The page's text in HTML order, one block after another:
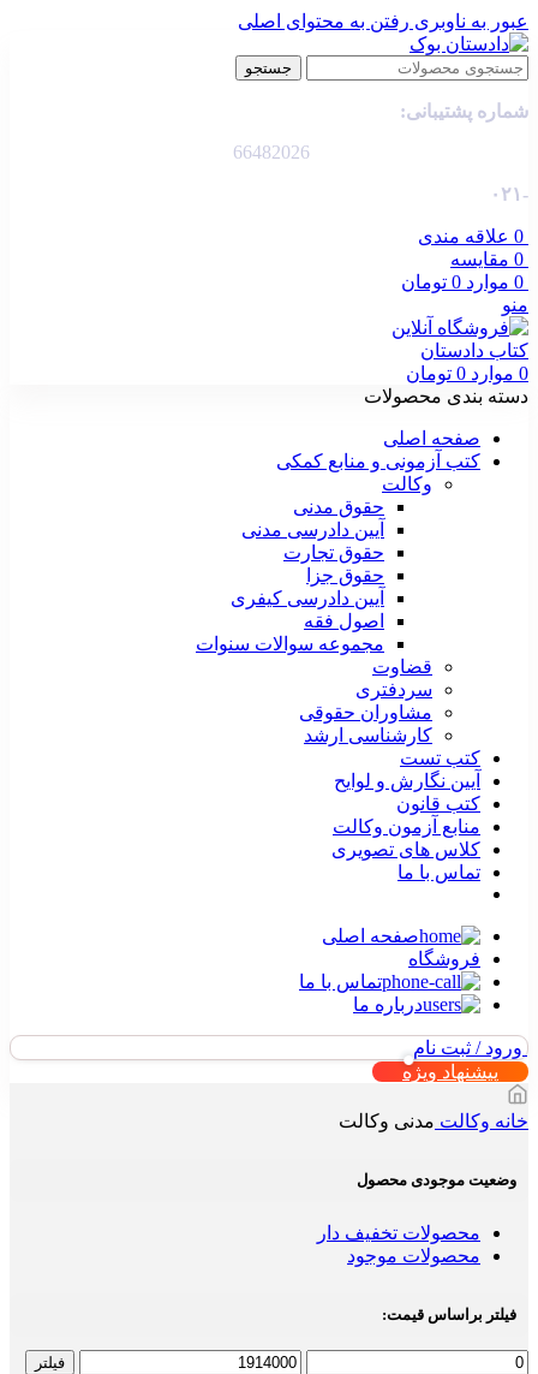
عبور به ناوبری رفتن به محتوای اصلی
جستجو
شماره پشتیبانی:
66482026
-۰۲۱
0 علاقه مندی
0 مقایسه
0 موارد 0 تومان
منو
0 موارد 0 تومان
دسته بندی محصولات
صفحه اصلی
کتب آزمونی و منابع کمکی
وکالت
حقوق مدنی
آیین دادرسی مدنی
حقوق تجارت
حقوق جزا
آیین دادرسی کیفری
اصول فقه
مجموعه سوالات سنوات
قضاوت
سردفتری
مشاوران حقوقی
کارشناسی ارشد
کتب تست
آیین نگارش و لوایح
کتب قانون
منابع آزمون وکالت
کلاس های تصویری
تماس با ما
صفحه اصلی
فروشگاه
تماس با ما
درباره ما
ورود / ثبت نام
پیشنهاد ویژه
خانه وکالت مدنی وکالت
وضعیت موجودی محصول
محصولات تخفیف دار
محصولات موجود
فیلتر براساس قیمت:
حداقل
حداکثر
فیلتر